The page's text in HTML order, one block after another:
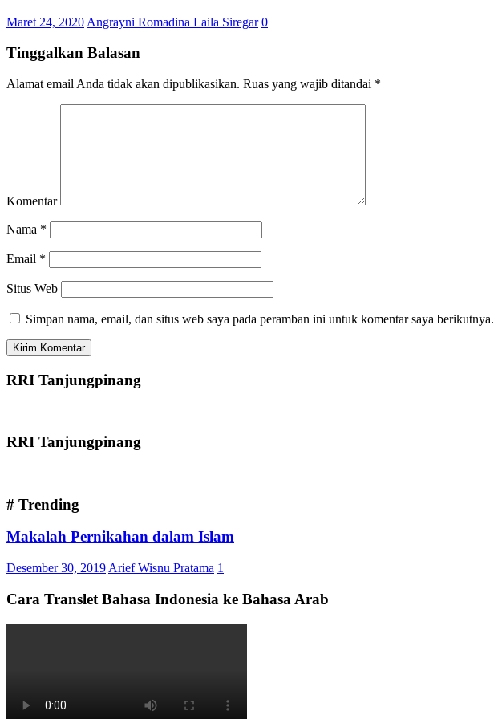
Maret 24, 2020 Angrayni Romadina Laila Siregar 0
Tinggalkan Balasan
Alamat email Anda tidak akan dipublikasikan. Ruas yang wajib ditandai *
Komentar
Nama *
Email *
Situs Web
Simpan nama, email, dan situs web saya pada peramban ini untuk komentar saya berikutnya.
RRI Tanjungpinang
RRI Tanjungpinang
# Trending
Makalah Pernikahan dalam Islam
Desember 30, 2019 Arief Wisnu Pratama 1
Cara Translet Bahasa Indonesia ke Bahasa Arab